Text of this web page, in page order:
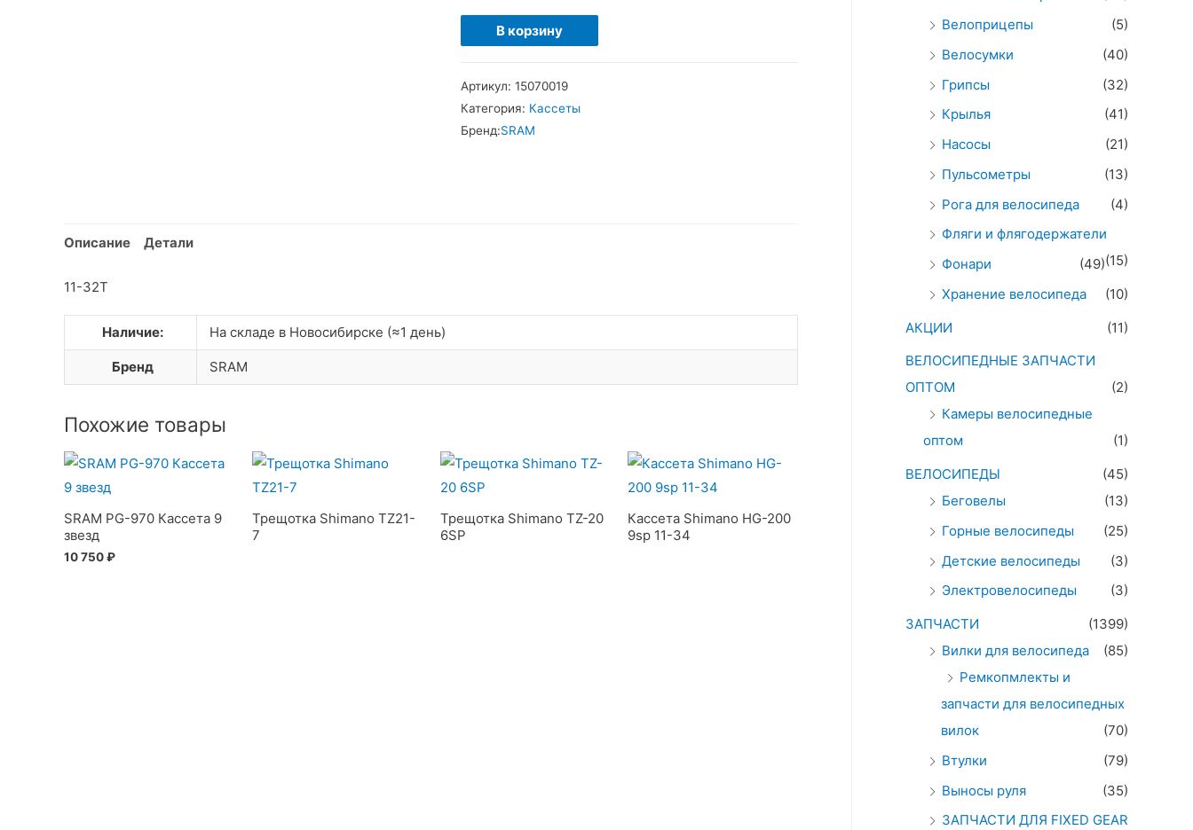
Количество
товара
PG-
980
В корзину
Артикул: 15070019
Категория: Кассеты
Бренд:SRAM
Описание Детали
11-32T
Наличие: На складе в Новосибирске (≈1 день)
Бренд SRAM
Похожие товары
SRAM PG-970 Кассета 9
звезд
10 750₽
Трещотка Shimano TZ21-
7
Трещотка Shimano TZ-20
6SP
Кассета Shimano HG-200
9sp 11-34
Велоприцепы
(5)
Велосумки
(40)
Грипсы
(32)
Крылья
(41)
Насосы
(21)
Пульсометры
(13)
Рога для велосипеда
(4)
Фляги и флягодержатели
(15)
Фонари
(49)
Хранение велосипеда
(10)
АКЦИИ
(11)
ВЕЛОСИПЕДНЫЕ ЗАПЧАСТИ
ОПТОМ
(2)
Камеры велосипедные
оптом
(1)
ВЕЛОСИПЕДЫ
(45)
Беговелы
(13)
Горные велосипеды
(25)
Детские велосипеды
(3)
Электровелосипеды
(3)
ЗАПЧАСТИ
(1399)
Вилки для велосипеда
(85)
Ремкопмлекты и
запчасти для велосипедных
вилок
(70)
Втулки
(79)
Выносы руля
(35)
ЗАПЧАСТИ ДЛЯ FIXED GEAR